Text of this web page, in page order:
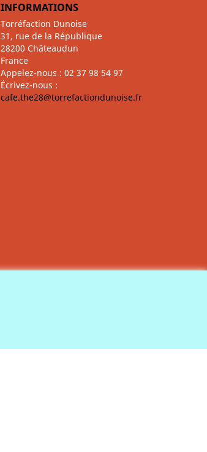
INFORMATIONS
Torréfaction Dunoise
31, rue de la République
28200 Châteaudun
France
Appelez-nous : 02 37 98 54 97
Écrivez-nous :
cafe.the28@torrefactiondunoise.fr